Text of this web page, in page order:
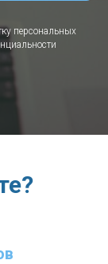
персональных